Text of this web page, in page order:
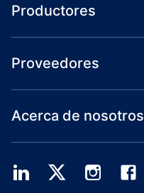
Productores
Proveedores
Acerca de nosotros